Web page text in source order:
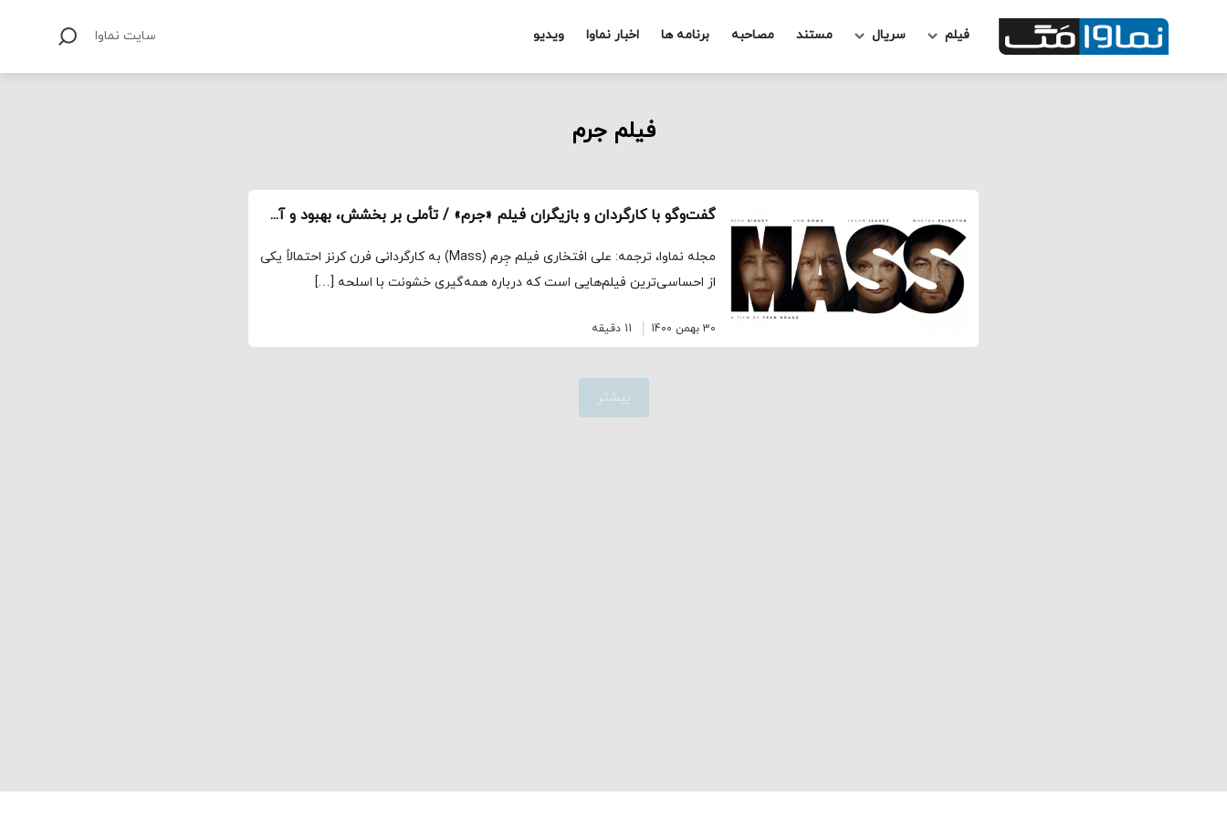
فیلم سریال مستند مصاحبه برنامه ها اخبار نماوا ویدیو سایت نماوا
فیلم جرم
گفت‌وگو با کارگردان و بازیگران فیلم «جرم» / تأملی بر بخشش، بهبود و آشتی
مجله نماوا، ترجمه: علی افتخاری فیلم جِرم (Mass) به کارگردانی فرن کرنز احتمالاً یکی
از احساسی‌‌ترین فیلم‌هایی است که درباره همه‌گیری خشونت با اسلحه […]
30 بهمن 1400 11 دقیقه
بیشتر